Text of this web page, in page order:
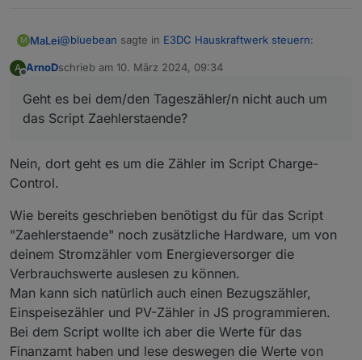
M MaLei@bluebean sagte in E3DC Hauskraftwerk steuern:
Ich bin jetzt mal auf Dein originales Script
umgestiegen, mal schauen ob der Fehler dann bei
Tageszähler ergänzt, der mir die aktuell
abschätzen, wie oft Du mit dem Script pro Sekunde
setState setzt?
Geht es bei dem/den Tageszähler/n nicht auch um das
Script Zaehlerstaende?
A ArnoDschrieb am 10. März 2024, 09:34
zuletzt editiert von
Geht es bei dem/den Tageszähler/n nicht auch um
das Script Zaehlerstaende?
Nein, dort geht es um die Zähler im Script Charge-
Control.
Wie bereits geschrieben benötigst du für das Script
"Zaehlerstaende" noch zusätzliche Hardware, um von
deinem Stromzähler vom Energieversorger die
Verbrauchswerte auslesen zu können.
Man kann sich natürlich auch einen Bezugszähler,
Einspeisezähler und PV-Zähler in JS programmieren.
Bei dem Script wollte ich aber die Werte für das
Finanzamt haben und lese deswegen die Werte von